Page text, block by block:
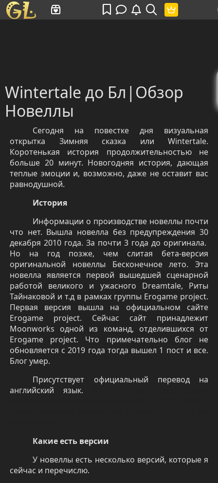
Wintertale до Бл|Обзор
Новеллы
Сегодня на повестке дня визуальная
открытка Зимняя сказка или Wintertale.
Коротенькая история продолжительностью не
больше 20 минут. Новогодняя история, дающая
теплые эмоции и, возможно, даже не оставит вас
равнодушной.
История
Информации о производстве новеллы почти
что нет. Вышла новелла без предупреждения 30
декабря 2010 года. За почти 3 года до оригинала.
Но на год позже, чем слитая бета-версия
оригинальной новеллы Бесконечное лето. Эта
новелла является первой вышедшей сценарной
работой великого и ужасного Dreamtale, Риты
Тайнаковой и т.д в рамках группы Erogame project.
Первая версия вышла на официальном сайте
Erogame
project. Сейчас сайт принадлежит
Moonworks одной из команд, отделившихся от
Erogame
project. Что примечательно блог не
обновляется с 2019 года тогда вышел 1 пост и все.
Блог умер.
Присутствует официальный перевод на
английский язык.
Какие есть версии
У новеллы есть несколько версий, которые я
сейчас и перечислю.